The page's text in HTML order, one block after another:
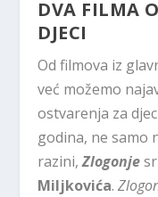
DVA FILMA
DJECI
Od filmova iz
već možemo
ostvarenja za
godina, ne samo
razini,Zlogonje
Miljkovića.